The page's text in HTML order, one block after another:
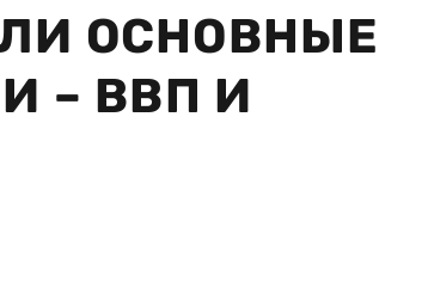
ОСНОВНЫЕ
– ВВП И